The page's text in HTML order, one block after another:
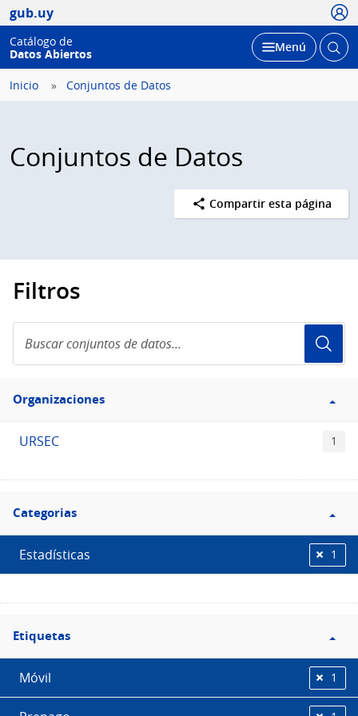
gub.uy
Catálogo de
Datos Abiertos
Desplegar
Menú Abrir
Inicio Conjuntos de Datos
Conjuntos de Datos
Compartir esta página
Filtros
conjuntos
de
Filtro
Organizaciones
Organizaciones
URSEC 1
Filtro
Categorias
Categorias
Estadísticas 1
Filtro
Etiquetas
Etiquetas
Móvil 1